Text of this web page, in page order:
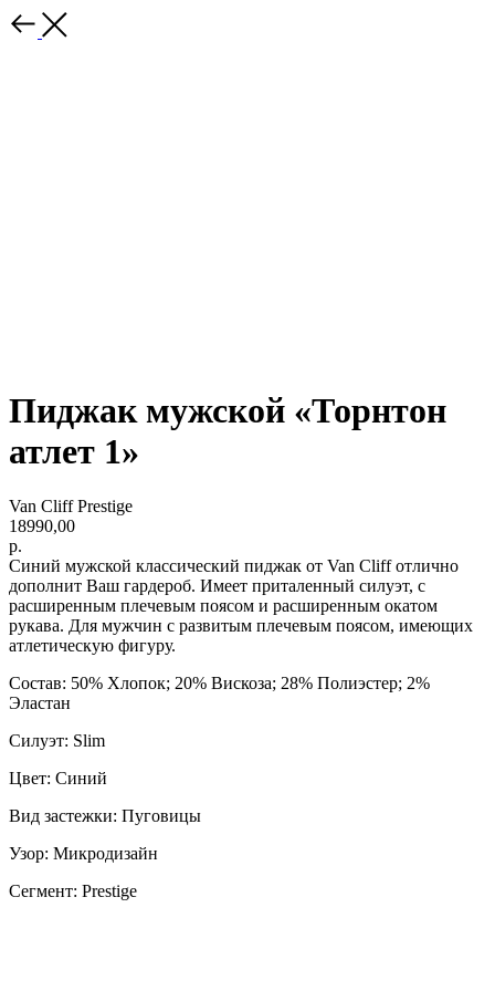
Пиджак мужской «Торнтон
атлет 1»
Van Cliff Prestige
18990,00
р.
Синий мужской классический пиджак от Van Cliff отлично
дополнит Ваш гардероб. Имеет приталенный силуэт, с
расширенным плечевым поясом и расширенным окатом
рукава. Для мужчин с развитым плечевым поясом, имеющих
атлетическую фигуру.
Состав: 50% Хлопок; 20% Вискоза; 28% Полиэстер; 2%
Эластан
Силуэт: Slim
Цвет: Синий
Вид застежки: Пуговицы
Узор: Микродизайн
Сегмент: Prestige